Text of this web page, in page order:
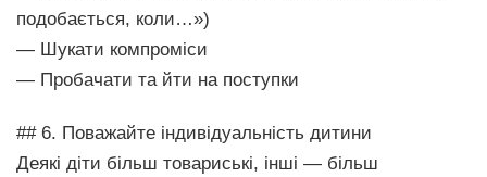
подобається, коли…»)
— Шукати компроміси
— Пробачати та йти на поступки
## 6. Поважайте індивідуальність дитини
Деякі діти більш товариські, інші — більш